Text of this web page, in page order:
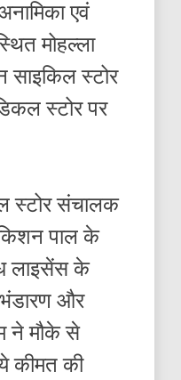
एवं
मोहल्ला
साइकिल स्टोर
स्टोर पर
स्टोर संचालक
पाल के
लाइसेंस के
और
ने मौके से
कीमत की